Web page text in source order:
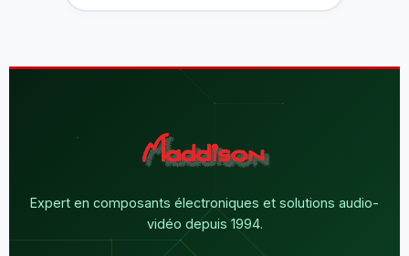
Expert en composants électroniques et solutions audio-
vidéo depuis 1994.